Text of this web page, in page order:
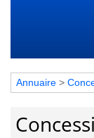
Annuaire >